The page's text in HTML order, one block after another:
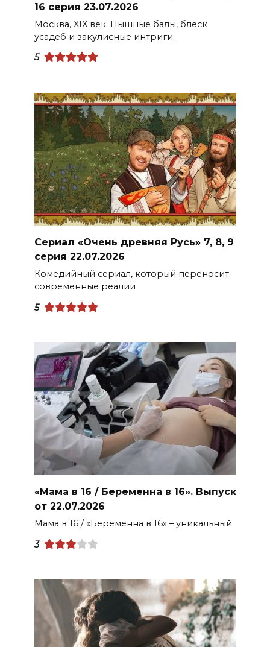
16 серия 23.07.2026
Москва, XIX век. Пышные балы, блеск
усадеб и закулисные интриги.
5
Сериал «Очень древняя Русь» 7, 8, 9
серия 22.07.2026
Комедийный сериал, который переносит
современные реалии
5
«Мама в 16 / Беременна в 16». Выпуск
от 22.07.2026
Мама в 16 / «Беременна в 16» – уникальный
3